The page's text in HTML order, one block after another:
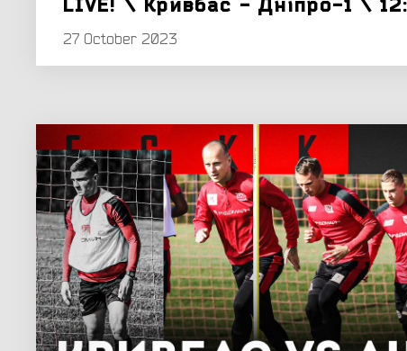
LIVE! \ Кривбас - Дніпро-1 \
27 October 2023